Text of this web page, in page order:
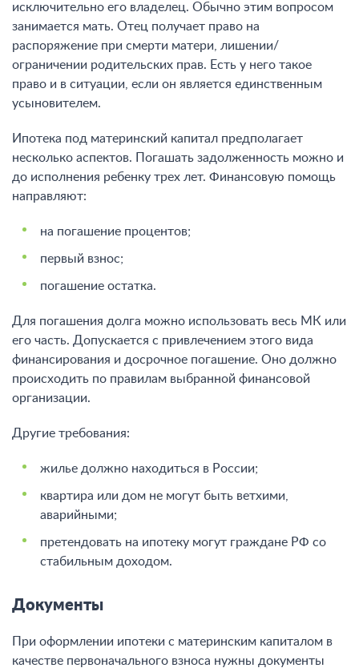
исключительно его владелец. Обычно этим вопросом
занимается мать. Отец получает право на
распоряжение при смерти матери, лишении/
ограничении родительских прав. Есть у него такое
право и в ситуации, если он является единственным
усыновителем.
Ипотека под материнский капитал предполагает
несколько аспектов. Погашать задолженность можно и
до исполнения ребенку трех лет. Финансовую помощь
направляют:
на погашение процентов;
первый взнос;
погашение остатка.
Для погашения долга можно использовать весь МК или
его часть. Допускается с привлечением этого вида
финансирования и досрочное погашение. Оно должно
происходить по правилам выбранной финансовой
организации.
Другие требования:
жилье должно находиться в России;
квартира или дом не могут быть ветхими,
аварийными;
претендовать на ипотеку могут граждане РФ со
стабильным доходом.
Документы
При оформлении ипотеки с материнским капиталом в
качестве первоначального взноса нужны документы